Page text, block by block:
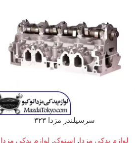
سرسیلندر مزدا ۳۲۳
لوازم یدکی مزدا, استوک, لوازم یدکی مزدا